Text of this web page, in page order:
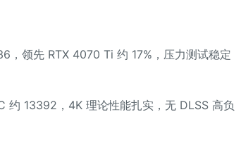
领先 RTX 4070 Ti 约 17%，压力测试稳定
13392，4K 理论性能扎实，无 DLSS 高负